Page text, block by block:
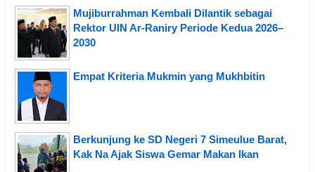
Mujiburrahman Kembali Dilantik sebagai
Rektor UIN Ar-Raniry Periode Kedua 2026–
2030
Empat Kriteria Mukmin yang Mukhbitin
Berkunjung ke SD Negeri 7 Simeulue Barat,
Kak Na Ajak Siswa Gemar Makan Ikan